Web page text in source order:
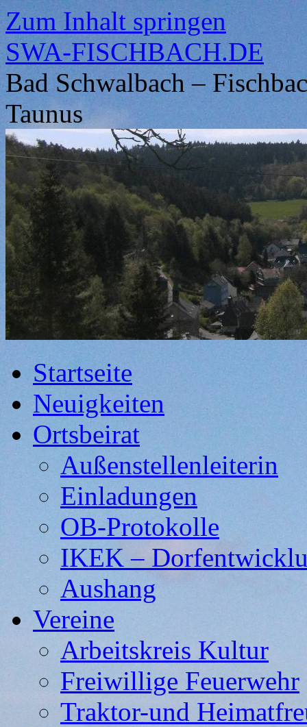
Zum Inhalt springen
SWA-FISCHBACH.DE
Bad Schwalbach –
Taunus
Startseite
Neuigkeiten
Ortsbeirat
Außenstellenleiterin
Einladungen
OB-Protokolle
IKEK –
Aushang
Vereine
Arbeitskreis Kultur
Freiwillige Feuerwehr
Traktor-und